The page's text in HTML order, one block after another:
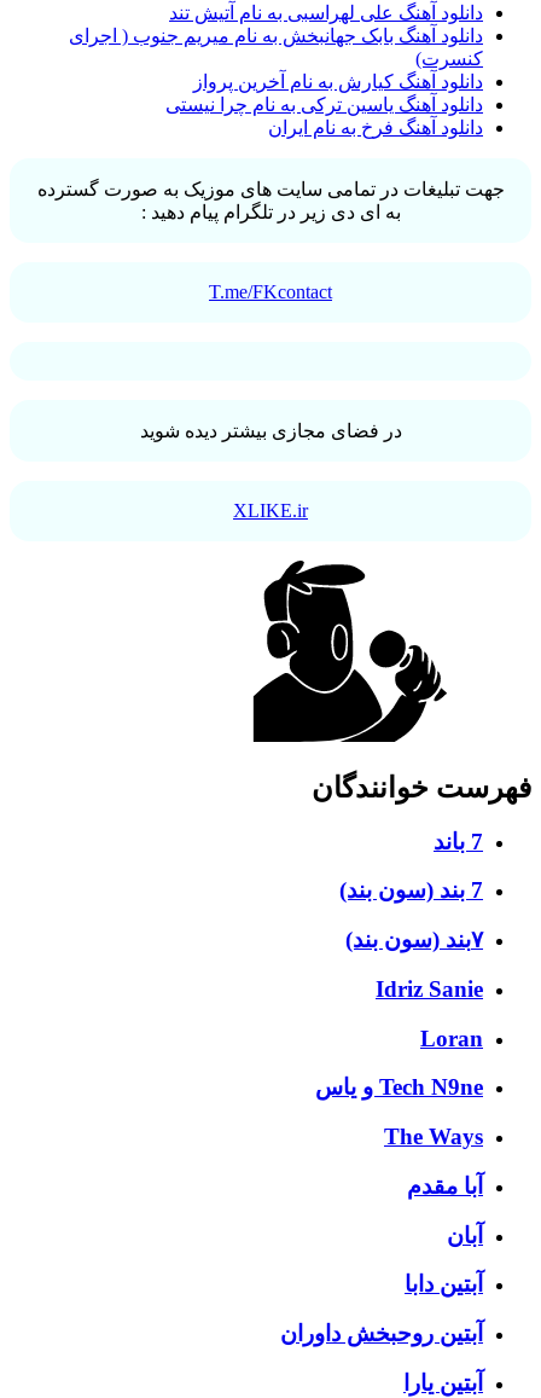
دانلود آهنگ علی لهراسبی به نام آتیش تند
دانلود آهنگ بابک جهانبخش به نام میریم جنوب ( اجرای
کنسرت)
دانلود آهنگ کیارش به نام آخرین پرواز
دانلود آهنگ یاسین ترکی به نام چرا نیستی
دانلود آهنگ فرخ به نام ایران
جهت تبلیغات در تمامی سایت های موزیک به صورت گسترده
به ای دی زیر در تلگرام پیام دهید :
T.me/FKcontact
در فضای مجازی بیشتر دیده شوید
XLIKE.ir
فهرست خوانندگان
7 باند
7 بند (سون بند)
۷بند (سون بند)
Idriz Sanie
Loran
Tech N9ne و یاس
The Ways
آبا مقدم
آبان
آبتین دابا
آبتین روحبخش داوران
آبتین یارا